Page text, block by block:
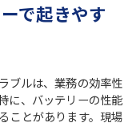
で起きやす
ブルは、業務の効率性
に、バッテリーの性能
ことがあります。現場